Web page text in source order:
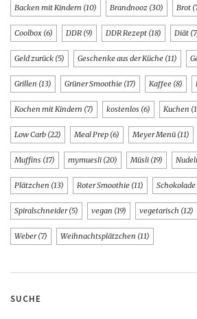
Backen mit Kindern (10) Brandnooz (30) Brot
Coolbox (6) DDR (9) DDR Rezept (18) Diät
Geld zurück (5) Geschenke aus der Küche (11)
Grillen (13) Grüner Smoothie (17) Kaffee (8)
Kochen mit Kindern (7) kostenlos (6) Kuchen
Low Carb (22) Meal Prep (6) Meyer Menü (11)
Muffins (17) mymuesli (20) Müsli (19)
Plätzchen (13) Roter Smoothie (11) Schokolade
Spiralschneider(5) vegan (19) vegetarisch (12)
Weber(7) Weihnachtsplätzchen (11)
SUCHE